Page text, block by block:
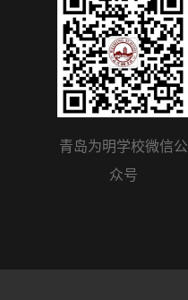
青岛为明学校微信公
众号